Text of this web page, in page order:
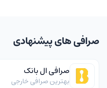
صرافی های پیشنهادی
صرافی ال بانک
بهترین صرافی خارجی